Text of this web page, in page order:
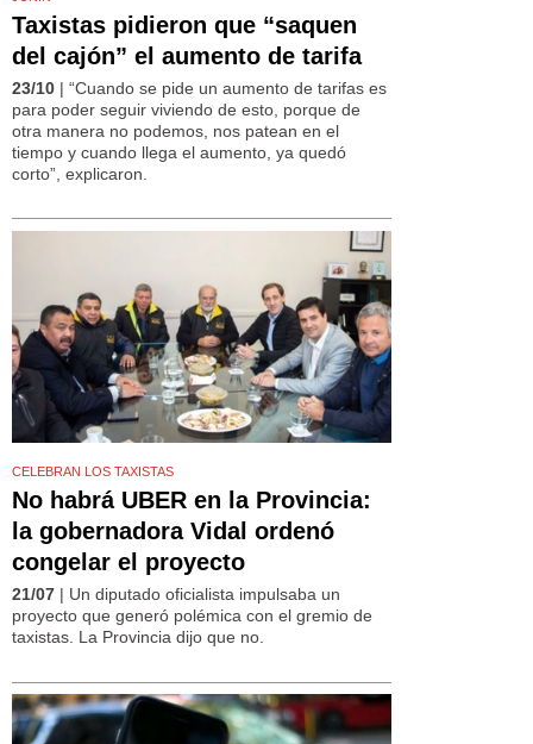
Taxistas pidieron que “saquen
del cajón” el aumento de tarifa
23/10 | “Cuando se pide un aumento de tarifas es
para poder seguir viviendo de esto, porque de
otra manera no podemos, nos patean en el
tiempo y cuando llega el aumento, ya quedó
corto”, explicaron.
CELEBRAN LOS TAXISTAS
No habrá UBER en la Provincia:
la gobernadora Vidal ordenó
congelar el proyecto
21/07 | Un diputado oficialista impulsaba un
proyecto que generó polémica con el gremio de
taxistas. La Provincia dijo que no.